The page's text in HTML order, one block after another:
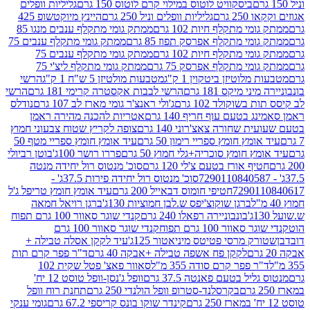
ביסקוויט לוטוס במילוי קרם לוטוס 150 גרם
גליליות וופלים
גרם
גליליות וופלים וניל 250 גרם
היינץ מיוקטשופ 425
מתקלף חיות 102 גרם
ממתק גומי מתקלף ענבים מנגו 85
מתקלף אפרסק תפוז 85 גרם
ממתק גומי מתקלף ענבים 75
מתקלף חיות 102 גרם
ממתק גומי מתקלף ענבים 75
מתקלף אפרסק 75 גרם
ממתק גומי מתקלף ליצ'י 75
ביטקוין 1 ק"ג
מטבעות מולטיזן 5 ש"ח 1 ק"ג
הרשי
מיקס 181 גרם
הרשי לבבות אקסטרה קרימי 181 גרם
הרשי
102 גרם
ג'ולי ראנצ'ר גומי מארז לב 107 גרם
נודלס
עוף חריף 140 גרם
אטריות להכנה מהירה ראמן
שחורה צאצ'רוני 140 גרם
צופה לקריץ שטוח צבעוני חמוץ
חומץ ספריי רימון 50 גרם
עיד אומץ חומץ ספריי מטף 50
חומץ סוכריה+גלי חמוץ 50 גרם
פררו רושר 100ג'
בוטן רביולי
אורז בטעם צ'לי 120 גרם
סוכ' מנטוס רול יחידה מנטה
סוכ' מנטוס רול יחידה פירות 37.5ג' -
חטיפי חומוס דבאייל 200 גרם
עיד אומץ חומץ טריפל ג'ל
ברגן שוקוצ'יפס ש.לבן חמוציות 130ג'
ברגן רויאל חמאה
בונבוניירה רפאלו 240 גרם
קנדי שוגר סאוור 100 גרם תפוח
100 גרם תפוח
קנדי שוגר סאוור 100 גרם
מרסי פטיטס מיניאטור 125ג'
עיד לקקן אסלה טבילה +
לקקן פח אשפה טבילה +אבקה 40 גרם
ד"ר פפר קרם תות
פפר קרם סודה 355 מ"ל
סאוור פאצ' פטל שקית 102
בטעם פאנטה 37.5 גרם
וופל ג'נסן-וופל טוסט 12 יח'
בקרסלנד-סטרופ וופל הולנדי 250 גרם
תחנת רוח וופל
קינדר שוקו בונס קריספי 67.2 גרם
גומי ענקי